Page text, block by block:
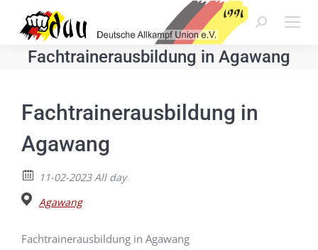
Search:
Fachtrainerausbildung in Agawang
Fachtrainerausbildung in
Agawang
11-02-2023 All day
Agawang
Fachtrainerausbildung in Agawang